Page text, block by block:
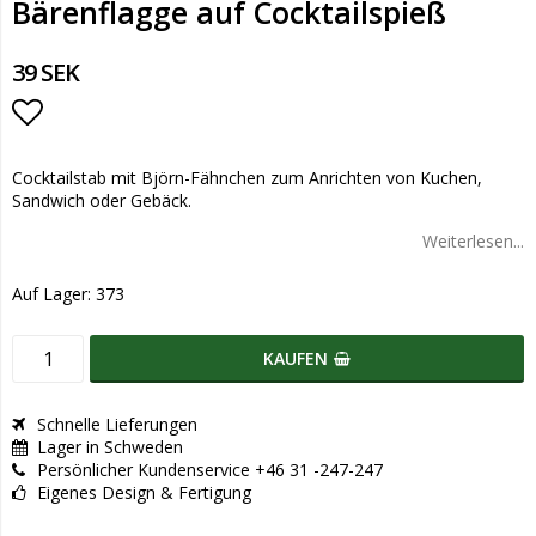
Bärenflagge auf Cocktailspieß
39 SEK
Cocktailstab mit Björn-Fähnchen zum Anrichten von Kuchen,
Sandwich oder Gebäck.
Weiterlesen...
Auf Lager: 373
KAUFEN
Schnelle Lieferungen
Lager in Schweden
Persönlicher Kundenservice +46 31 -247-247
Eigenes Design & Fertigung